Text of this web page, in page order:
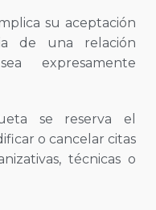
su aceptación
de una relación
expresamente
se reserva el
o cancelar citas
técnicas o